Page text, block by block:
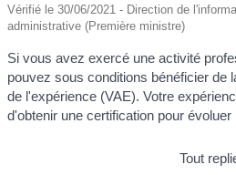
Vérifié le 30/06/2021 - Direction de
administrative (Première ministre)
Si vous avez exercé une activité
pouvez sous conditions bénéficier de
de l'expérience (VAE). Votre
d'obtenir une certification pour
Tout